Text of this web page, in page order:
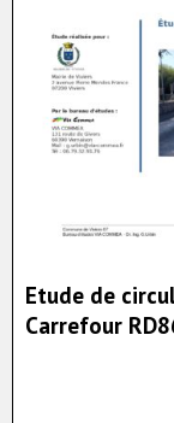
Etude de
Carrefour